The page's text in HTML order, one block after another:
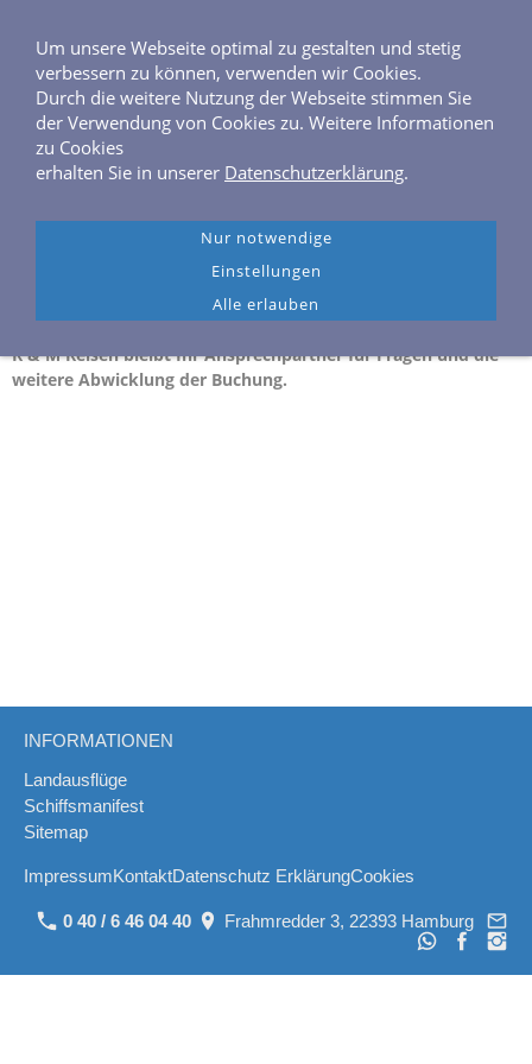
Navigation einblenden
Seereisen mit Hurtigruten
Alle Buchungen über diese Seite werden von unserem
R & M Reisen bleibt Ihr Ansprechpartner für Fragen und die
weitere Abwicklung der Buchung.
INFORMATIONEN
Landausflüge
Schiffsmanifest
Sitemap
ImpressumKontaktDatenschutz ErklärungCookies
0 40 / 6 46 04 40 Frahmredder 3, 22393 Hamburg
Um unsere Webseite optimal zu gestalten und stetig
verbessern zu können, verwenden wir Cookies.
Durch die weitere Nutzung der Webseite stimmen Sie
der Verwendung von Cookies zu. Weitere Informationen
zu Cookies
erhalten Sie in unserer Datenschutzerklärung.
Nur notwendige
Einstellungen
Alle erlauben